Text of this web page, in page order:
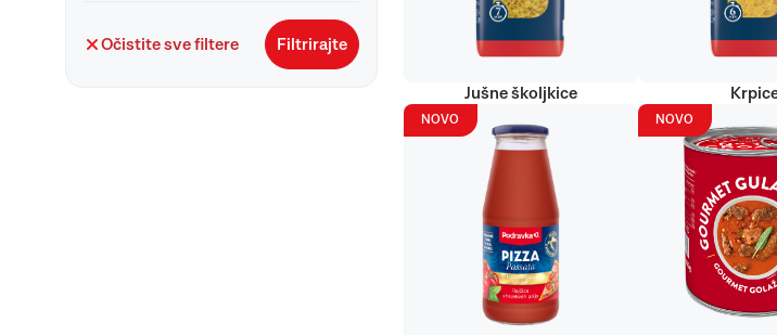
Očistite sve filtere Filtrirajte
Jušne školjkice
NOVO NOVO